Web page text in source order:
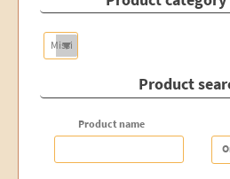
Product
Product name